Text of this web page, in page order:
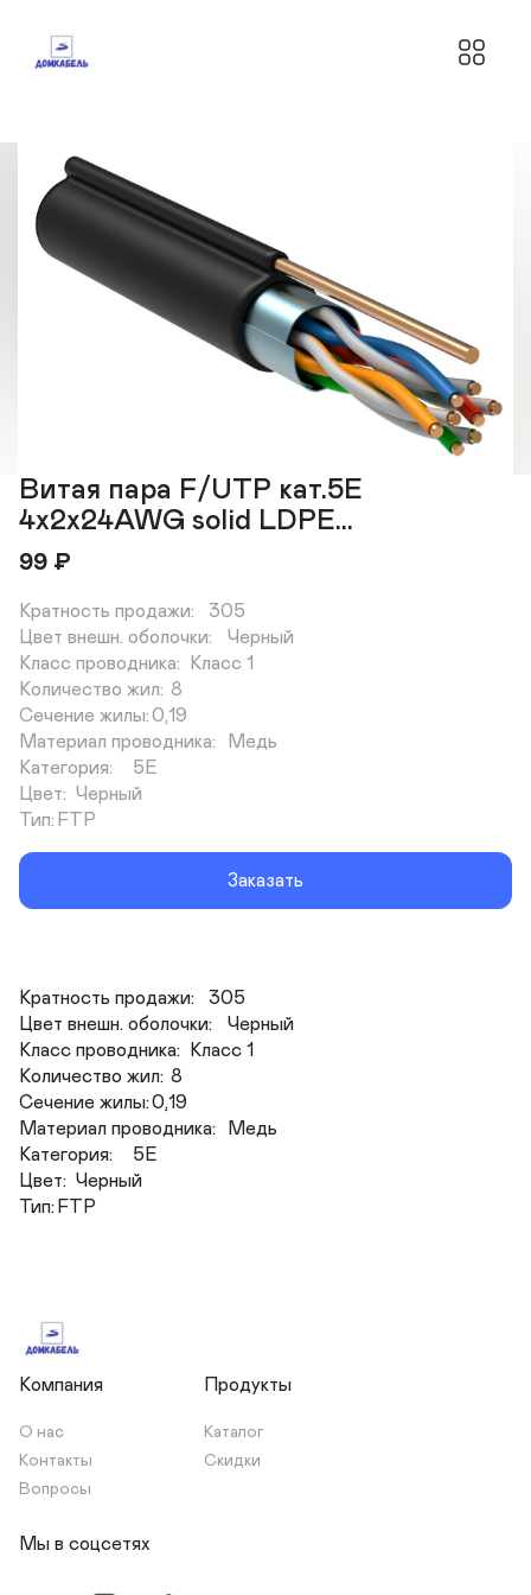
Витая пара F/UTP кат.5E
4х2х24AWG solid LDPE...
99 ₽
Кратность продажи:	305
Цвет внешн. оболочки:	Черный
Класс проводника:	Класс 1
Количество жил:	8
Сечение жилы:	0,19
Материал проводника:	Медь
Категория:	5E
Цвет:	Черный
Тип:	FTP
Заказать
Кратность продажи:	305
Цвет внешн. оболочки:	Черный
Класс проводника:	Класс 1
Количество жил:	8
Сечение жилы:	0,19
Материал проводника:	Медь
Категория:	5E
Цвет:	Черный
Тип:	FTP
Компания
О нас
Контакты
Вопросы
Продукты
Каталог
Скидки
Мы в соцсетях